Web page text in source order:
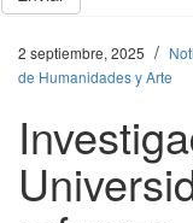
2 septiembre, 2025 /
de Humanidades y Arte